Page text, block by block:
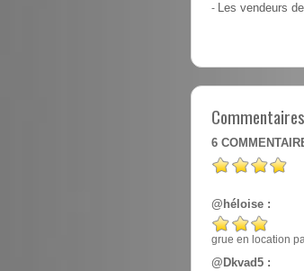
- Les vendeurs
6
@héloise :
grue en location
@Dkvad5 :